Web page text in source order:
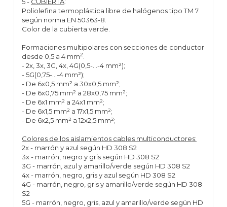
Poliolefina termoplástica libre de halógenos tipo TM 7
según norma EN 50363-8.
Color de la cubierta verde.
Formaciones multipolares con secciones de conductor
desde 0,5 a 4 mm2
- 2x, 3x, 3G, 4x, 4G(0,5-...-4 mm²);
- 5G(0,75-...-4 mm²);
- De 6x0,5 mm² a 30x0,5 mm²;
- De 6x0,75 mm² a 28x0,75 mm²;
- De 6x1 mm² a 24x1 mm²;
- De 6x1,5 mm² a 17x1,5 mm²;
- De 6x2,5 mm² a 12x2,5 mm²;
Colores de los aislamientos cables multiconductores:
2x - marrón y azul según HD 308 S2
3x - marrón, negro y gris según HD 308 S2
3G - marrón, azul y amarillo/verde según HD 308 S2
4x - marrón, negro, gris y azul según HD 308 S2
4G - marrón, negro, gris y amarillo/verde según HD 308
S2
5G - marrón, negro, gris, azul y amarillo/verde según HD